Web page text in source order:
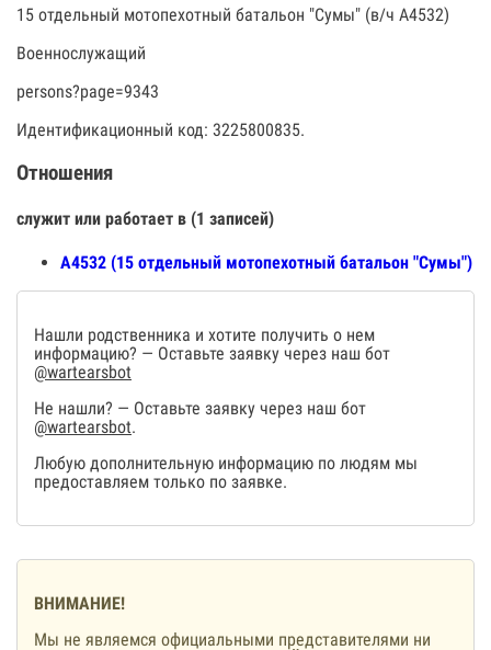
15 отдельный мотопехотный батальон "Сумы" (в/ч А4532)
Военнослужащий
persons?page=9343
Идентификационный код: 3225800835.
Отношения
служит или работает в (1 записей)
А4532 (15 отдельный мотопехотный батальон "Сумы")
Нашли родственника и хотите получить о нем
информацию? — Оставьте заявку через наш бот
@wartearsbot
Не нашли? — Оставьте заявку через наш бот
@wartearsbot.
Любую дополнительную информацию по людям мы
предоставляем только по заявке.
ВНИМАНИЕ!
Мы не являемся официальными представителями ни